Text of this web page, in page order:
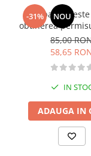
Fantasy
Istorica
Literatura de
Literatura romana
Memorii si jurnale
Moderna,
Poezie, teatru
Publicistica, eseu
Science Fiction
-31% NOU
Intrebari si
obtinerea
categoria B -
85,00
58,65
IN
ADAUGA IN